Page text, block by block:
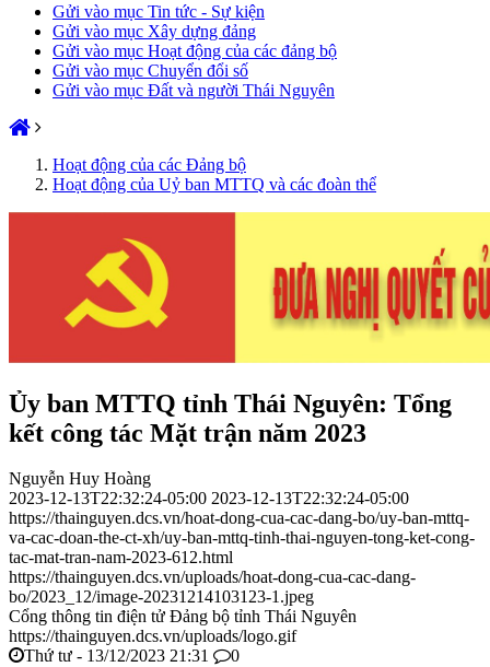
Gửi vào mục Tin tức - Sự kiện
Gửi vào mục Xây dựng đảng
Gửi vào mục Hoạt động của các đảng bộ
Gửi vào mục Chuyển đổi số
Gửi vào mục Đất và người Thái Nguyên
Hoạt động của các Đảng bộ
Hoạt động của Uỷ ban MTTQ và các đoàn thể
Ủy ban MTTQ tỉnh Thái Nguyên: Tổng
kết công tác Mặt trận năm 2023
Nguyễn Huy Hoàng
2023-12-13T22:32:24-05:00 2023-12-13T22:32:24-05:00
https://thainguyen.dcs.vn/hoat-dong-cua-cac-dang-bo/uy-ban-mttq-
va-cac-doan-the-ct-xh/uy-ban-mttq-tinh-thai-nguyen-tong-ket-cong-
tac-mat-tran-nam-2023-612.html
https://thainguyen.dcs.vn/uploads/hoat-dong-cua-cac-dang-
bo/2023_12/image-20231214103123-1.jpeg
Cổng thông tin điện tử Đảng bộ tỉnh Thái Nguyên
https://thainguyen.dcs.vn/uploads/logo.gif
Thứ tư - 13/12/2023 21:31
0